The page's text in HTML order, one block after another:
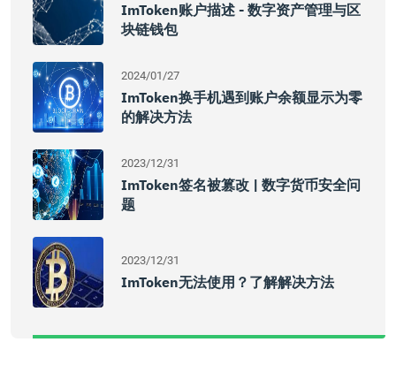
ImToken账户描述 - 数字资产管理与区
块链钱包
2024/01/27
ImToken换手机遇到账户余额显示为零
的解决方法
2023/12/31
ImToken签名被篡改 | 数字货币安全问
题
2023/12/31
ImToken无法使用？了解解决方法